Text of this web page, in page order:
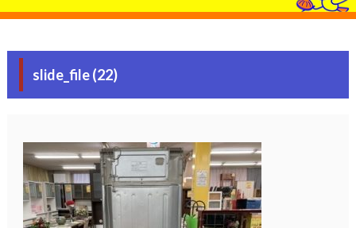
slide_file (22)